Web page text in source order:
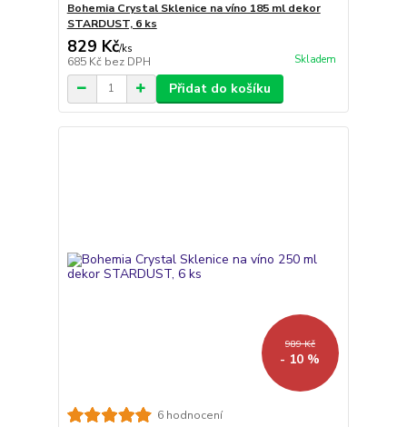
Bohemia Crystal Sklenice na víno 185 ml dekor
STARDUST, 6 ks
829 Kč/ks
685 Kč bez DPH Skladem
Přidat do košíku
989 Kč
- 10 %
6 hodnocení